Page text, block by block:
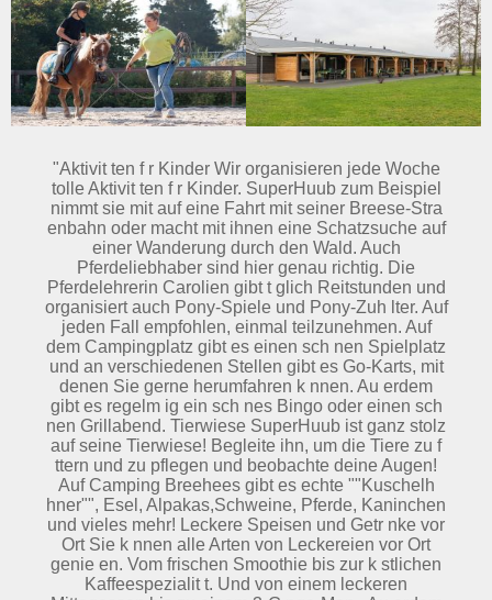
"Aktivit ten f r Kinder Wir organisieren jede Woche
tolle Aktivit ten f r Kinder. SuperHuub zum Beispiel
nimmt sie mit auf eine Fahrt mit seiner Breese-Stra
enbahn oder macht mit ihnen eine Schatzsuche auf
einer Wanderung durch den Wald. Auch
Pferdeliebhaber sind hier genau richtig. Die
Pferdelehrerin Carolien gibt t glich Reitstunden und
organisiert auch Pony-Spiele und Pony-Zuh lter. Auf
jeden Fall empfohlen, einmal teilzunehmen. Auf
dem Campingplatz gibt es einen sch nen Spielplatz
und an verschiedenen Stellen gibt es Go-Karts, mit
denen Sie gerne herumfahren k nnen. Au erdem
gibt es regelm ig ein sch nes Bingo oder einen sch
nen Grillabend. Tierwiese SuperHuub ist ganz stolz
auf seine Tierwiese! Begleite ihn, um die Tiere zu f
ttern und zu pflegen und beobachte deine Augen!
Auf Camping Breehees gibt es echte ""Kuschelh
hner"", Esel, Alpakas,Schweine, Pferde, Kaninchen
und vieles mehr! Leckere Speisen und Getr nke vor
Ort Sie k nnen alle Arten von Leckereien vor Ort
genie en. Vom frischen Smoothie bis zur k stlichen
Kaffeespezialit t. Und von einem leckeren